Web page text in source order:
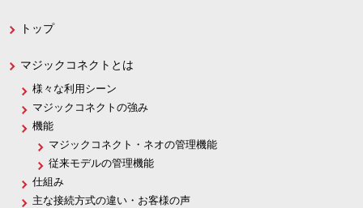
トップ
マジックコネクトとは
様々な利用シーン
マジックコネクトの強み
機能
マジックコネクト・ネオの管理機能
従来モデルの管理機能
仕組み
主な接続方式の違い・お客様の声